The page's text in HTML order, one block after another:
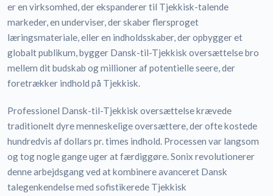
er en virksomhed, der ekspanderer til Tjekkisk-talende
markeder, en underviser, der skaber flersproget
læringsmateriale, eller en indholdsskaber, der opbygger et
globalt publikum, bygger Dansk-til-Tjekkisk oversættelse bro
mellem dit budskab og millioner af potentielle seere, der
foretrækker indhold på Tjekkisk.
Professionel Dansk-til-Tjekkisk oversættelse krævede
traditionelt dyre menneskelige oversættere, der ofte kostede
hundredvis af dollars pr. times indhold. Processen var langsom
og tog nogle gange uger at færdiggøre. Sonix revolutionerer
denne arbejdsgang ved at kombinere avanceret Dansk
talegenkendelse med sofistikerede Tjekkisk